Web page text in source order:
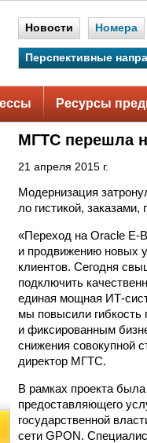
Новости Номера
Перспективные
Ресурсы
МГТС перешла
21 апреля 2015 г.
Модернизация
ло гистикой,
«Переход на Oracle E-
и продвижению новых
клиентов. Сегодня
подключить
единая мощная ИТ-
мы повысили
и фиксированным
снижения совокупной
директор МГТС.
В рамках проекта
предоставляющего
государственной
сети GPON.